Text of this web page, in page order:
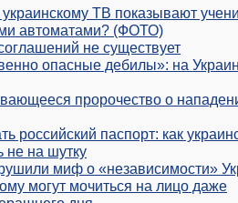
ТВ показывают
автоматами? (ФОТО)
не существует
опасные дебилы»: на
пророчество о
российский паспорт: как
не на шутку
миф о «независимости»
могут мочиться на лицо даже